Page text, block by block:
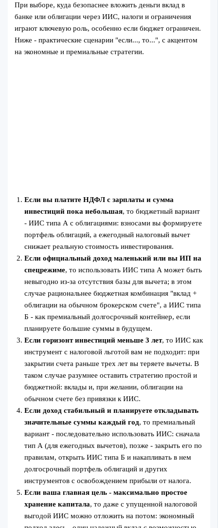
При выборе, куда безопаснее вложить деньги вклад в
банке или облигации через ИИС, налоги и ограничения
играют ключевую роль, особенно если бюджет ограничен.
Ниже - практические сценарии "если..., то...", с акцентом
на экономные и премиальные стратегии.
Если вы платите НДФЛ с зарплаты и сумма
инвестиций пока небольшая, то бюджетный вариант
- ИИС типа А с облигациями: взносами вы формируете
портфель облигаций, а ежегодный налоговый вычет
снижает реальную стоимость инвестирования.
Если официальный доход маленький или вы ИП на
спецрежиме, то использовать ИИС типа А может быть
невыгодно из-за отсутствия базы для вычета; в этом
случае рациональнее бюджетная комбинация "вклад +
облигации на обычном брокерском счете", а ИИС типа
Б - как премиальный долгосрочный контейнер, если
планируете большие суммы в будущем.
Если горизонт инвестиций меньше 3 лет, то ИИС как
инструмент с налоговой льготой вам не подходит: при
закрытии счета раньше трех лет вы теряете вычеты. В
таком случае разумнее оставить стратегию простой и
бюджетной: вклады и, при желании, облигации на
обычном счете без привязки к ИИС.
Если доход стабильный и планируете откладывать
значительные суммы каждый год, то премиальный
вариант - последовательно использовать ИИС: сначала
тип А (для ежегодных вычетов), позже - закрыть его по
правилам, открыть ИИС типа Б и накапливать в нем
долгосрочный портфель облигаций и других
инструментов с освобождением прибыли от налога.
Если ваша главная цель - максимально простое
хранение капитала, то даже с упущенной налоговой
выгодой ИИС можно отложить на потом: экономный